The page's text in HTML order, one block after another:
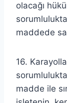
olacağı
maddede
16.
madde ile